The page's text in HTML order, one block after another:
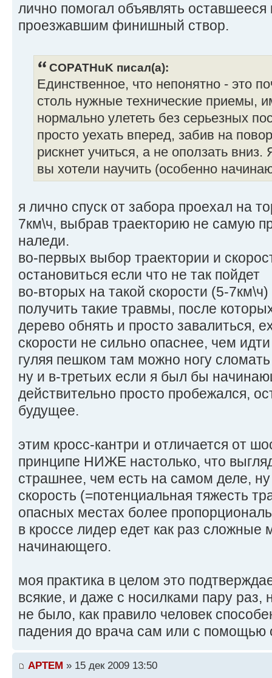
лично помогал объявлять оставшееся
проезжавшим финишный створ.
COPATHuK писал(а):
Единственное, что непонятно - это
столь нужные технические приемы,
нормально улететь без серьезных
просто уехать вперед, забив на
рискнет учиться, а не оползать
вы хотели научить (особенно
я лично спуск от забора проехал на
7км\ч, выбрав траекторию не самую
наледи.
во-первых выбор траектории и
остановиться если что не так пойдет
во-вторых на такой скорости (5-
получить такие травмы, после
дерево обнять и просто завалиться,
скорости не сильно опаснее, чем
гуляя пешком там можно ногу
ну и в-третьих если я был бы
действительно просто пробежался,
будущее.
этим кросс-кантри и отличается от
принципе НИЖЕ настолько, что
страшнее, чем есть на самом деле, ну
скорость (=потенциальная тяжесть
опасных местах более
в кроссе лидер едет как раз
начинающего.
моя практика в целом это
всякие, и даже с носилками пару раз,
не было, как правило человек
падения до врача сам или с помощью
APTEM » 15 дек 2009 13:50